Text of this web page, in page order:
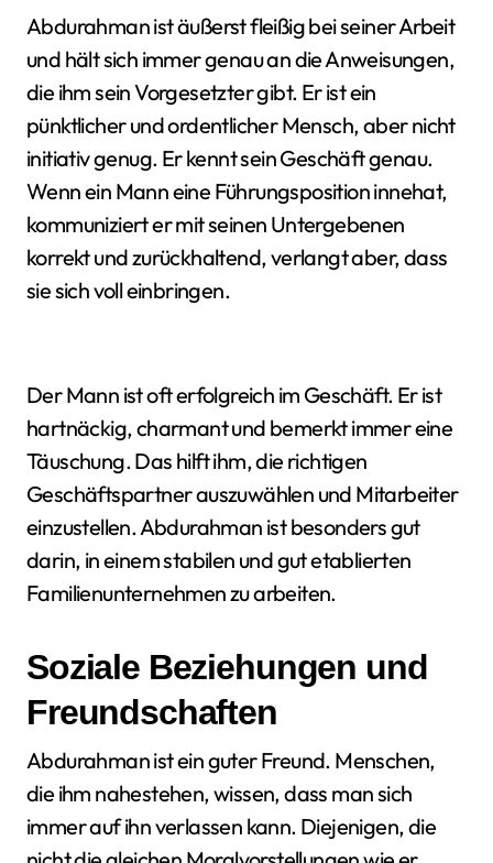
Abdurahman ist äußerst fleißig bei seiner Arbeit
und hält sich immer genau an die Anweisungen,
die ihm sein Vorgesetzter gibt. Er ist ein
pünktlicher und ordentlicher Mensch, aber nicht
initiativ genug. Er kennt sein Geschäft genau.
Wenn ein Mann eine Führungsposition innehat,
kommuniziert er mit seinen Untergebenen
korrekt und zurückhaltend, verlangt aber, dass
sie sich voll einbringen.
Der Mann ist oft erfolgreich im Geschäft. Er ist
hartnäckig, charmant und bemerkt immer eine
Täuschung. Das hilft ihm, die richtigen
Geschäftspartner auszuwählen und Mitarbeiter
einzustellen. Abdurahman ist besonders gut
darin, in einem stabilen und gut etablierten
Familienunternehmen zu arbeiten.
Soziale Beziehungen und
Freundschaften
Abdurahman ist ein guter Freund. Menschen,
die ihm nahestehen, wissen, dass man sich
immer auf ihn verlassen kann. Diejenigen, die